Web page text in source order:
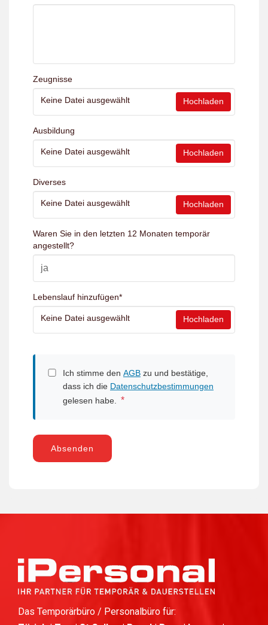
Zeugnisse
Keine Datei ausgewählt Hochladen
Ausbildung
Keine Datei ausgewählt Hochladen
Diverses
Keine Datei ausgewählt Hochladen
Waren Sie in den letzten 12 Monaten temporär
angestellt?
Lebenslauf hinzufügen*
Keine Datei ausgewählt Hochladen
Ich stimme den AGB zu und bestätige,
dass ich die Datenschutzbestimmungen
gelesen habe.
*
Absenden
Das Temporärbüro / Personalbüro für: